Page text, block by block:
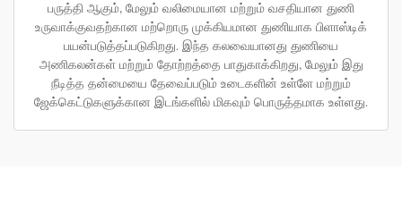
பருத்தி ஆகும், மேலும் வலிமையான மற்றும் வசதியான துணி
உருவாக்குவதற்கான மற்றொரு முக்கியமான துணியாக பிளாஸ்டிக்
பயன்படுத்தப்படுகிறது. இந்த கலவையானது துணியை
அணிகலன்கள் மற்றும் தோற்றத்தை பாதுகாக்கிறது, மேலும் இது
நீடித்த தன்மையை தேவைப்படும் உடைகளின் உள்ளே மற்றும்
ஜேக்கெட்டுகளுக்கான இடங்களில் மிகவும் பொருத்தமாக உள்ளது.